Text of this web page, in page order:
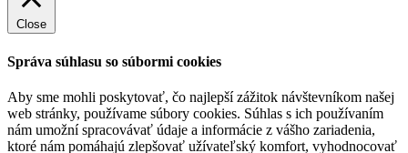
Close
Správa súhlasu so súbormi cookies
Aby sme mohli poskytovať, čo najlepší zážitok návštevníkom našej
web stránky, používame súbory cookies. Súhlas s ich používaním
nám umožní spracovávať údaje a informácie z vášho zariadenia,
ktoré nám pomáhajú zlepšovať užívateľský komfort, vyhodnocovať